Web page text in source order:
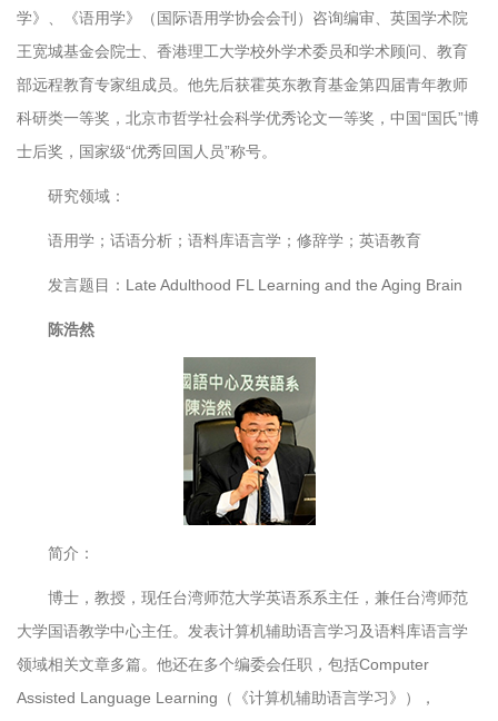
学》、《语用学》（国际语用学协会会刊）咨询编审、英国学术院
王宽城基金会院士、香港理工大学校外学术委员和学术顾问、教育
部远程教育专家组成员。他先后获霍英东教育基金第四届青年教师
科研类一等奖，北京市哲学社会科学优秀论文一等奖，中国“国氏”博
士后奖，国家级“优秀回国人员”称号。
研究领域：
语用学；话语分析；语料库语言学；修辞学；英语教育
发言题目：Late Adulthood FL Learning and the Aging Brain
陈浩然
简介：
博士，教授，现任台湾师范大学英语系系主任，兼任台湾师范
大学国语教学中心主任。发表计算机辅助语言学习及语料库语言学
领域相关文章多篇。他还在多个编委会任职，包括Computer
Assisted Language Learning（《计算机辅助语言学习》），